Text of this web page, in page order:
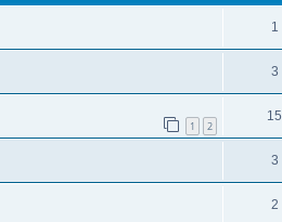
1
3
1 2
15
3
2